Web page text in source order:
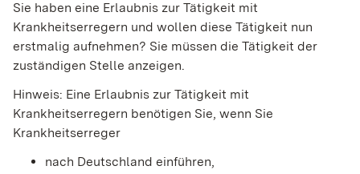
Sie haben eine Erlaubnis zur Tätigkeit mit
Krankheitserregern und wollen diese Tätigkeit nun
erstmalig aufnehmen? Sie müssen die Tätigkeit der
zuständigen Stelle anzeigen.
Hinweis: Eine Erlaubnis zur Tätigkeit mit
Krankheitserregern benötigen Sie, wenn Sie
Krankheitserreger
nach Deutschland einführen,